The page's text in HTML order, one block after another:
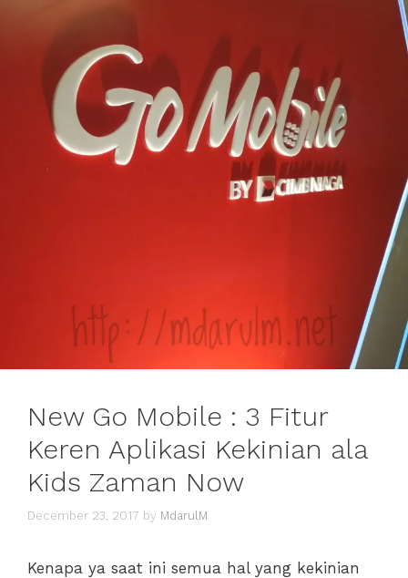
New Go Mobile : 3 Fitur
Keren Aplikasi Kekinian ala
Kids Zaman Now
December 23, 2017 by MdarulM
Kenapa ya saat ini semua hal yang kekinian